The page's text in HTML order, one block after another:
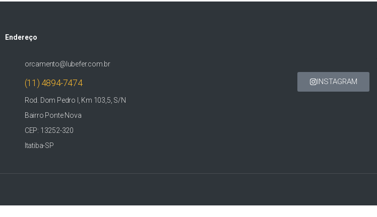
Endereço
orcamento@lubefer.com.br
(11) 4894-7474
Rod. Dom Pedro I, Km 103,5, S/N
Bairro Ponte Nova
CEP: 13252-320
Itatiba-SP
INSTAGRAM